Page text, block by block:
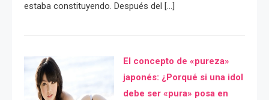
estaba constituyendo. Después del […]
El concepto de «pureza»
japonés: ¿Porqué si una idol
debe ser «pura» posa en